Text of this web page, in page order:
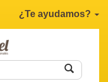
¿Te ayudamos?